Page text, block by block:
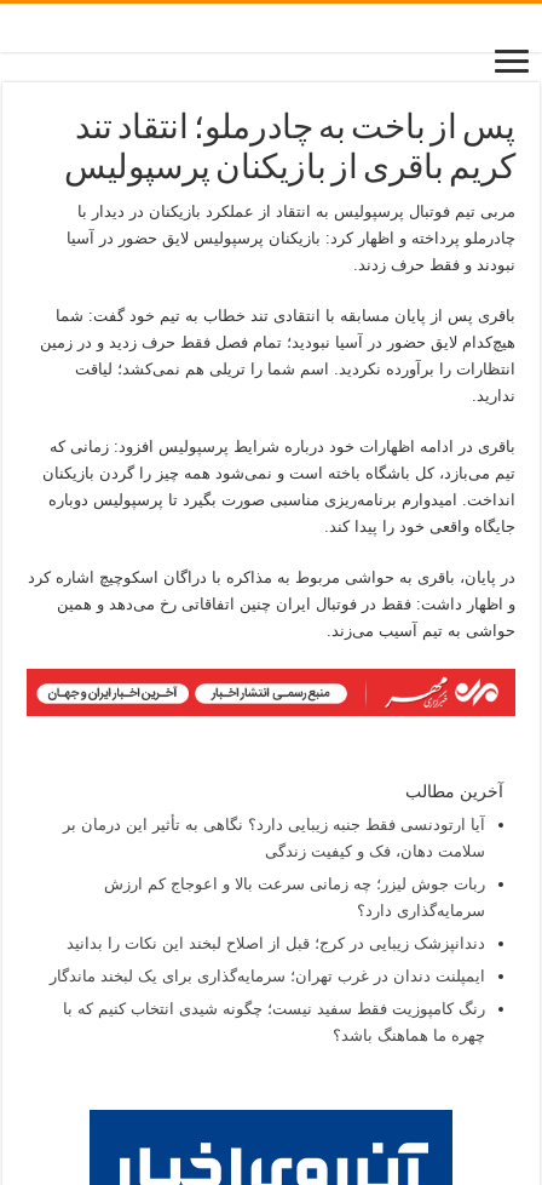
پس از باخت به چادرملو؛ انتقاد تند
کریم باقری از بازیکنان پرسپولیس
مربی تیم فوتبال پرسپولیس به انتقاد از عملکرد بازیکنان در دیدار با
چادرملو پرداخته و اظهار کرد: بازیکنان پرسپولیس لایق حضور در آسیا
نبودند و فقط حرف زدند.
باقری پس از پایان مسابقه با انتقادی تند خطاب به تیم خود گفت: شما
هیچ‌کدام لایق حضور در آسیا نبودید؛ تمام فصل فقط حرف زدید و در زمین
انتظارات را برآورده نکردید. اسم شما را تریلی هم نمی‌کشد؛ لیاقت
ندارید.
باقری در ادامه اظهارات خود درباره شرایط پرسپولیس افزود: زمانی که
تیم می‌بازد، کل باشگاه باخته است و نمی‌شود همه چیز را گردن بازیکنان
انداخت. امیدوارم برنامه‌ریزی مناسبی صورت بگیرد تا پرسپولیس دوباره
جایگاه واقعی خود را پیدا کند.
در پایان، باقری به حواشی مربوط به مذاکره با دراگان اسکوچیچ اشاره کرد
و اظهار داشت: فقط در فوتبال ایران چنین اتفاقاتی رخ می‌دهد و همین
حواشی به تیم آسیب می‌زند.
آخرین مطالب
آیا ارتودنسی فقط جنبه زیبایی دارد؟ نگاهی به تأثیر این درمان بر
سلامت دهان، فک و کیفیت زندگی
ربات جوش لیزر؛ چه زمانی سرعت بالا و اعوجاج کم ارزش
سرمایه‌گذاری دارد؟
دندانپزشک زیبایی در کرج؛ قبل از اصلاح لبخند این نکات را بدانید
ایمپلنت دندان در غرب تهران؛ سرمایه‌گذاری برای یک لبخند ماندگار
رنگ کامپوزیت فقط سفید نیست؛ چگونه شیدی انتخاب کنیم که با
چهره ما هماهنگ باشد؟